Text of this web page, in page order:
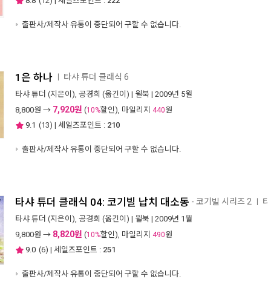
출판사/제작사 유통이 중단되어 구할 수 없습니다.
1은 하나 타샤 튜더 클래식 6
타샤 튜더 (지은이), 공경희 (옮긴이) | 윌북 | 2009년 5월
8,800원 → 7,920원 (10%할인), 마일리지 440원
9.1 (13) | 세일즈포인트 : 210
출판사/제작사 유통이 중단되어 구할 수 없습니다.
타샤 튜더 클래식 04: 코기빌 납치 대소동 - 코기빌 시리즈 2
타샤 튜더 (지은이), 공경희 (옮긴이) | 윌북 | 2009년 1월
9,800원 → 8,820원 (10%할인), 마일리지 490원
9.0 (6) | 세일즈포인트 : 251
출판사/제작사 유통이 중단되어 구할 수 없습니다.